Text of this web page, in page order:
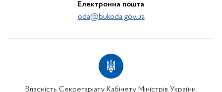
Електронна пошта
oda@bukoda.gov.ua
Власність Секретаріату Кабінету Міністрів України.